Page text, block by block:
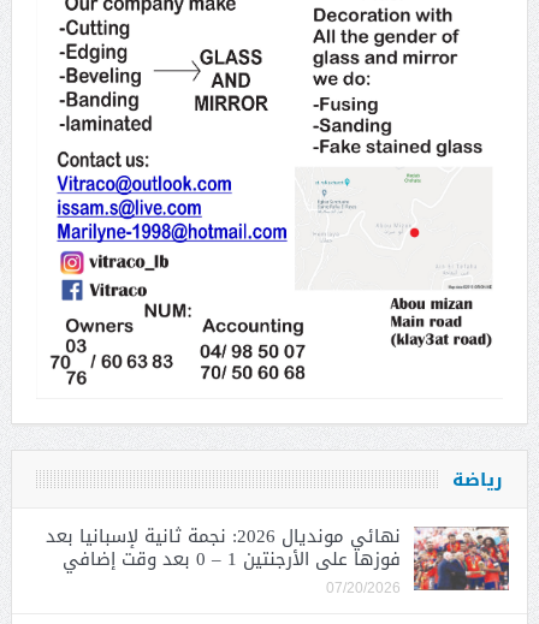
رياضة
نهائي مونديال 2026: نجمة ثانية لإسبانيا بعد
فوزها على الأرجنتين 1 – 0 بعد وقت إضافي
07/20/2026